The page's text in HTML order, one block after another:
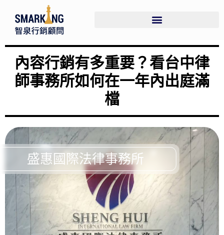
內容行銷有多重要？看台中律
師事務所如何在一年內出庭滿
檔
盛惠國際法律事務所